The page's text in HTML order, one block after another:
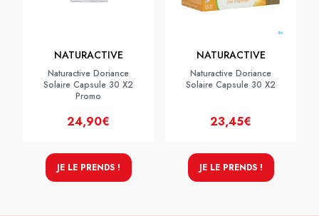
NATURACTIVE
Naturactive Doriance
Solaire Capsule 30 X2
Promo
24,90€
JE LE PRENDS !
NATURACTIVE
Naturactive Doriance
Solaire Capsule 30 X2
23,45€
JE LE PRENDS !